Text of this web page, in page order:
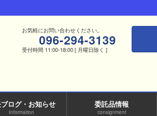
お気軽にお問い合わせください。
096-294-3139
受付時間 11:00-18:00 [ 月曜日除く ]
ログ・お知らせ
Information
委託品情報
consignment